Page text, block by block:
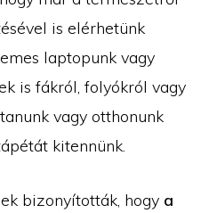
is elérhetünk
laptopunk vagy
is fákról, folyókról vagy
vagy otthonunk
kitennünk.
bizonyították, hogy a